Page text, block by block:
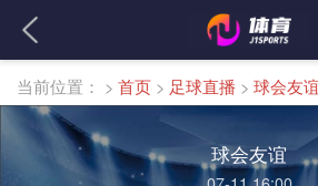
当前位置： > 首页 > 足球直播 >
球会友谊